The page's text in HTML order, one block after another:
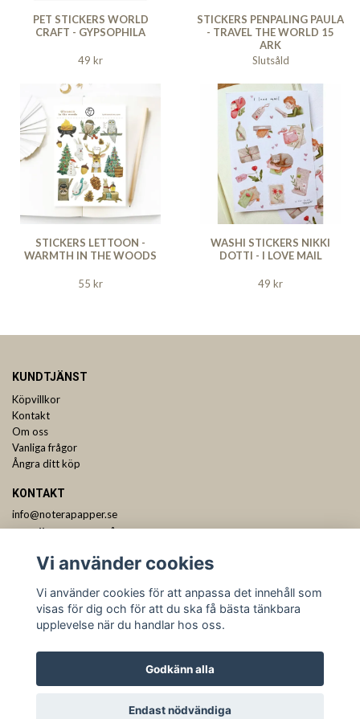
PET STICKERS WORLD
CRAFT - GYPSOPHILA
49 kr
STICKERS PENPALING PAULA
- TRAVEL THE WORLD 15
ARK
Slutsåld
STICKERS LETTOON -
WARMTH IN THE WOODS
55 kr
WASHI STICKERS NIKKI
DOTTI - I LOVE MAIL
49 kr
KUNDTJÄNST
Köpvillkor
Kontakt
Om oss
Vanliga frågor
Ångra ditt köp
KONTAKT
info@noterapapper.se
Vi använder cookies
Vi använder cookies för att anpassa det innehåll som
visas för dig och för att du ska få bästa tänkbara
upplevelse när du handlar hos oss.
Godkänn alla
Endast nödvändiga